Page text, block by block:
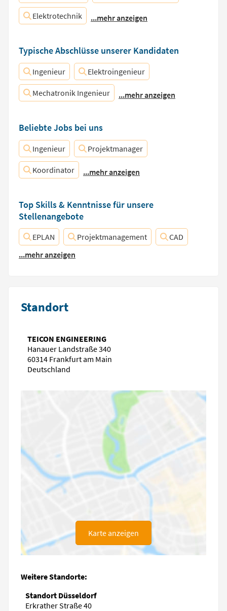
Elektrotechnik ...mehr anzeigen
Typische Abschlüsse unserer Kandidaten
Ingenieur Elektroingenieur
Mechatronik Ingenieur ...mehr anzeigen
Beliebte Jobs bei uns
Ingenieur Projektmanager
Koordinator ...mehr anzeigen
Top Skills & Kenntnisse für unsere
Stellenangebote
EPLAN Projektmanagement
CAD
...mehr anzeigen
Standort
TEICON ENGINEERING
Hanauer Landstraße 340
60314 Frankfurt am Main
Deutschland
Karte anzeigen
Weitere Standorte:
Standort Düsseldorf
Erkrather Straße 40